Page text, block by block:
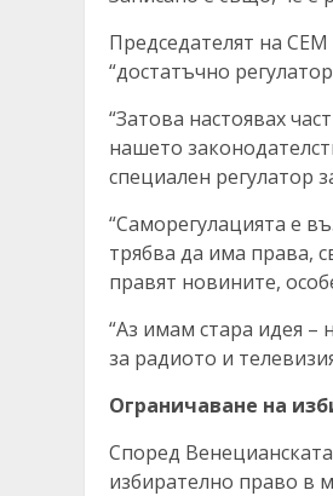
Председателят на
“достатъчно
“Затова настоявах
нашето
специален регулатор
“Саморегулацията е
трябва да има права,
правят новините,
“Аз имам стара идея –
за радиото и
Ограничаване на
Според
избирателно право в